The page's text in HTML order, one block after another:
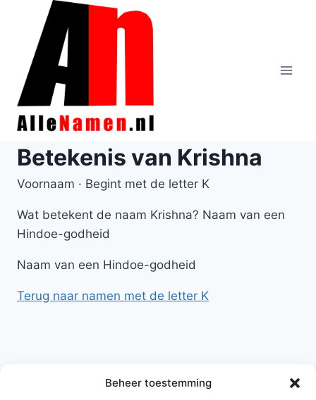
Beheer toestemming
Doorgaan
inhoud
Betekenis van Krishna
Voornaam · Begint met de letter K
Wat betekent de naam Krishna? Naam van een
Hindoe-godheid
Naam van een Hindoe-godheid
Terug naar namen met de letter K